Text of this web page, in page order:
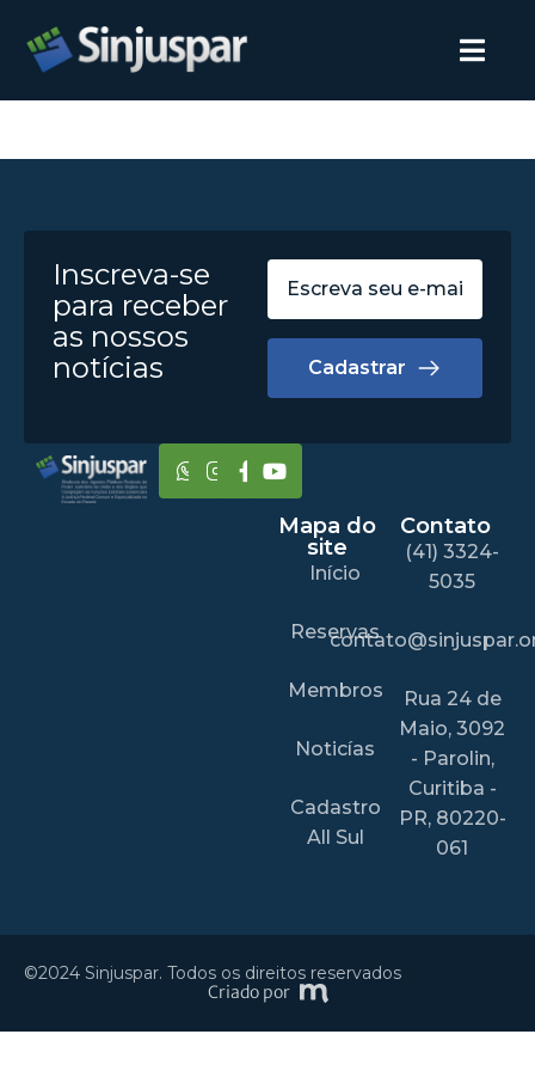
Inscreva-se
para receber
as nossos
notícias
Cadastrar
Mapa do
site
Início
Reservas
Membros
Noticías
Cadastro
All Sul
Contato
(41) 3324-
5035
Rua 24 de
Maio, 3092
- Parolin,
Curitiba -
PR, 80220-
061
©2024 Sinjuspar. Todos os direitos reservados
Criado por